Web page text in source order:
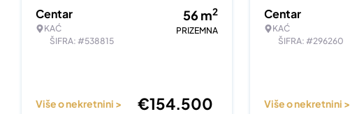
Centar
KAĆ
ŠIFRA: #538815
56 m2
PRIZEMNA
Više o nekretnini > €154.500
Centar
KAĆ
ŠIFRA: #296260
Više o nekretnini >